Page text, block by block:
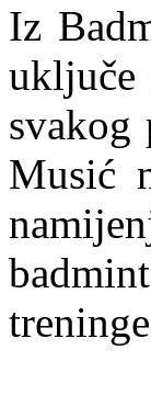
Iz
svakog
Musić